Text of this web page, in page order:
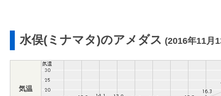
水俣(ミナマタ)のアメダス (2016年11月
気温